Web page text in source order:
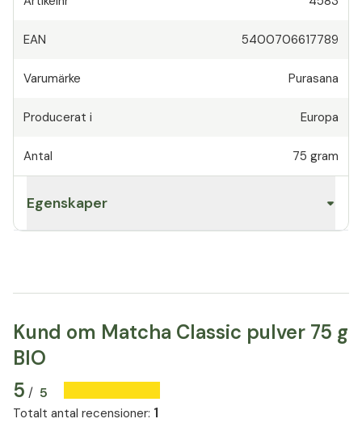
EAN 5400706617789
Varumärke Purasana
Producerat i Europa
Antal 75 gram
Egenskaper
Kund om Matcha Classic pulver 75 g
BIO
5 / 5
Totalt antal recensioner: 1